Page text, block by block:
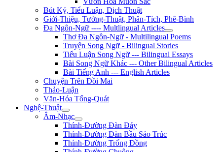
Bút Ký, Tiểu Luận, Dịch Thuật
Giới-Thiệu, Tường-Thuật, Phân-Tích, Phê-Bình
Đa Ngôn-Ngữ ---- Multlingual Articles
Thơ Đa Ngôn-Ngữ - Multilingual Poems
Truyện Song Ngữ - Bilingual Stories
Tiểu Luận Song Ngữ --- Bilingual Essays
Bài Song Ngữ Khác --- Other Bilingual Articles
Bài Tiếng Anh --- English Articles
Chuyện Trên Đồi Mai
Thảo-Luận
Văn-Hóa Tổng-Quát
Nghệ-Thuật
Âm-Nhạc
Thính-Đường Đàn Đáy
Thính-Đường Đàn Bầu Sáo Trúc
Thính-Đường Trống Đồng